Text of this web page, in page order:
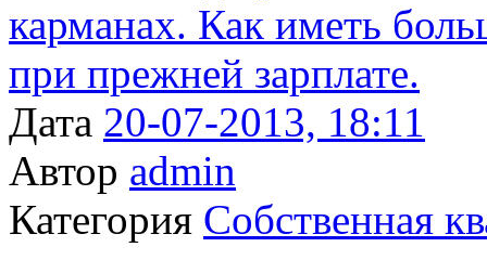
Дата 20-07-2013, 18:11
Автор admin
Категория Собственная